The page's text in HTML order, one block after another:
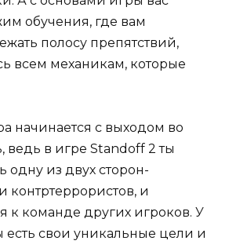
обучения, где вам
полосу препятствий,
всем механикам, которые
начинается с выходом во
ведь в игре Standoff 2 ты
из двух сторон-
контртеррористов, и
к команде других игроков. У
есть свои уникальные цели и